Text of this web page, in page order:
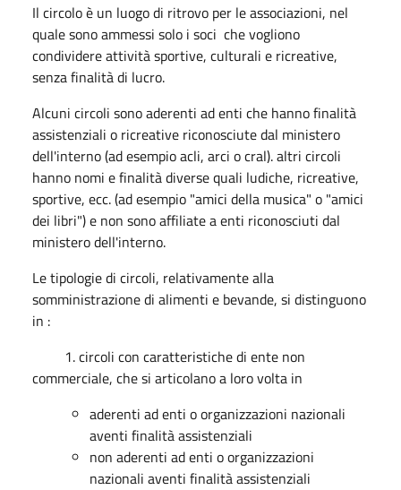
Il circolo è un luogo di ritrovo per le associazioni, nel
quale sono ammessi solo i soci che vogliono
condividere attività sportive, culturali e ricreative,
senza finalità di lucro.
Alcuni circoli sono aderenti ad enti che hanno finalità
assistenziali o ricreative riconosciute dal ministero
dell'interno (ad esempio acli, arci o cral). altri circoli
hanno nomi e finalità diverse quali ludiche, ricreative,
sportive, ecc. (ad esempio "amici della musica" o "amici
dei libri") e non sono affiliate a enti riconosciuti dal
ministero dell'interno.
Le tipologie di circoli, relativamente alla
somministrazione di alimenti e bevande, si distinguono
in :
1. circoli con caratteristiche di ente non
commerciale, che si articolano a loro volta in
aderenti ad enti o organizzazioni nazionali
aventi finalità assistenziali
non aderenti ad enti o organizzazioni
nazionali aventi finalità assistenziali